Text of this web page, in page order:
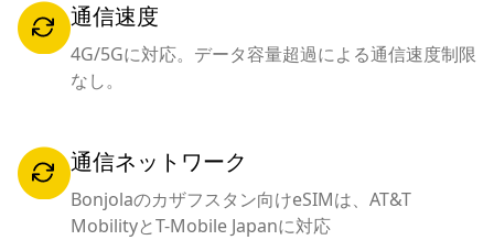
通信速度
4G/5Gに対応。データ容量超過による通信速度制限
なし。
通信ネットワーク
Bonjolaのカザフスタン向けeSIMは、AT&T
MobilityとT-Mobile Japanに対応